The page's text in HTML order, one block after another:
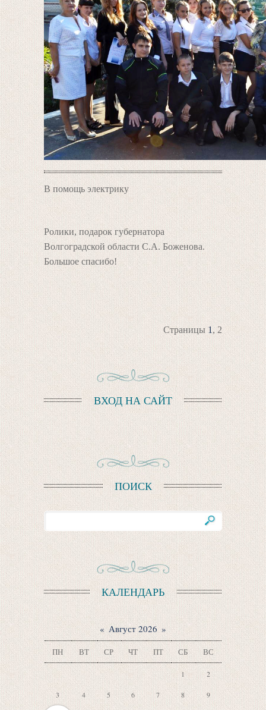
В помощь электрику
Ролики, подарок губернатора
Волгоградской области С.А. Боженова.
Большое спасибо!
Страницы 1 , 2
ВХОД НА САЙТ
ПОИСК
КАЛЕНДАРЬ
« Август 2026 »
ПН ВТ СР ЧТ ПТ СБ ВС
1 2
3 4 5 6 7 8 9